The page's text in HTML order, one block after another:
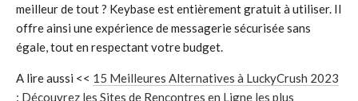
meilleur de tout ? Keybase est entièrement gratuit à utiliser. Il
offre ainsi une expérience de messagerie sécurisée sans
égale, tout en respectant votre budget.
A lire aussi << 15 Meilleures Alternatives à LuckyCrush 2023
: Découvrez les Sites de Rencontres en Ligne les plus